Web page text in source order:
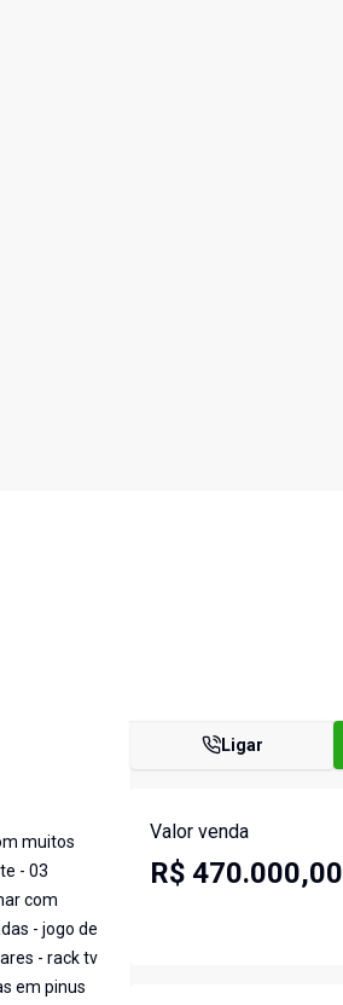
muitos
- 03
com
- jogo de
- rack tv
em pinus
Ligar
Valor venda
R$ 470.000,00